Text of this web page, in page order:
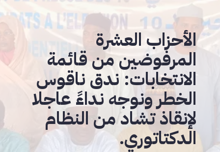
الأحزاب العشرة
المرفوضين من قائمة
الانتخابات: ندق ناقوس
الخطر ونوجه نداءً عاجلا
لإنقاذ تشاد من النظام
الدكتاتوري.